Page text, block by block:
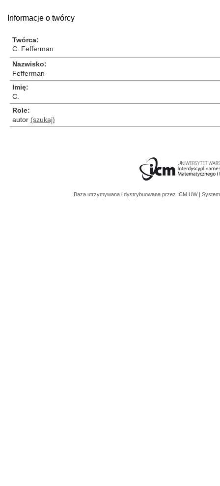
Informacje o twórcy
Twórca
C. Fefferman
Nazwisko
Fefferman
Imię
C.
Role
autor (szukaj)
Baza utrzymywana i dystrybuowana przez ICM UW |